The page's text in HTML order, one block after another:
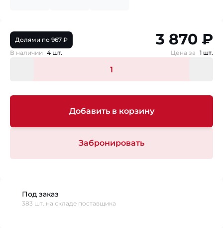
Долями по 967 ₽ 3 870 ₽
В наличии 4 шт. Цена за 1 шт.
Добавить в корзину
Забронировать
Под заказ
383 шт. на складе поставщика